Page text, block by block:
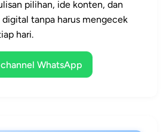
kelola gugus
depan lebih
profesional.
dan XLSX yang
mudah diedit.
membutuhkan
dokumen
terstruktur, dan
siap edit.
pilihan, ide konten, dan
tanpa harus mengecek
hari.
WhatsApp